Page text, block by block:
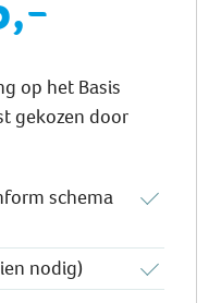
op het Basis
gekozen door
schema
nodig)